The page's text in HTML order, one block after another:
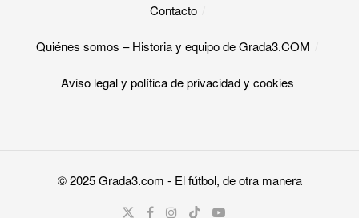
Contacto
Quiénes somos – Historia y equipo de Grada3.COM
Aviso legal y política de privacidad y cookies​
© 2025Grada3.com - El fútbol, de otra manera